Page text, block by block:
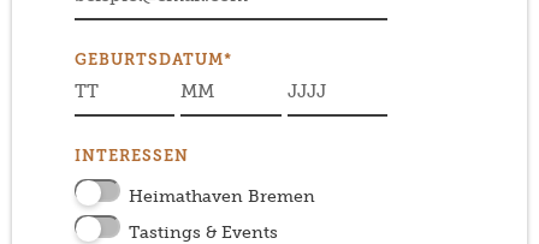
GEBURTSDATUM*
INTERESSEN
Heimathaven Bremen
Tastings & Events